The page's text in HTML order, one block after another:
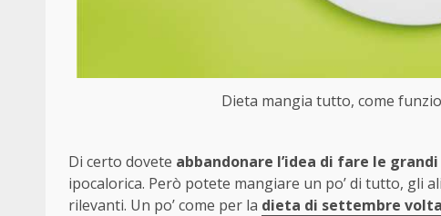
Dieta mangia tutto, come
Di certo dovete abbandonare l’idea di fare le
ipocalorica. Però potete mangiare un po’ di tutto, gli
rilevanti. Un po’ come per la dieta di settembre